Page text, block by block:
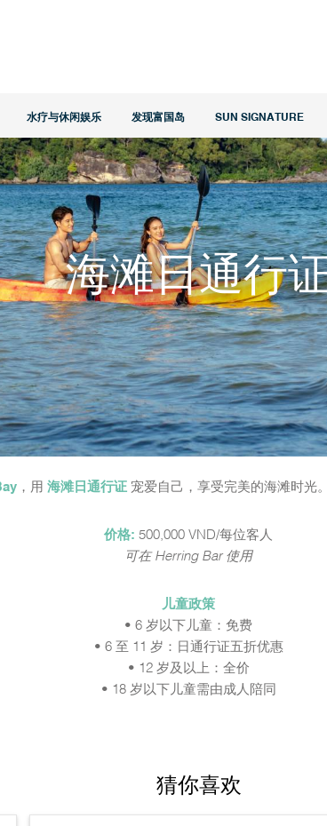
水疗与休闲娱乐 发现富国岛 SUN SIGNATURE
海滩日通行
，用 海滩日通行证宠爱自己，享受完美的海滩时光
价格: 500,000 VND/每位客人
可在 Herring Bar 使用
儿童政策
• 6 岁以下儿童：免费
• 6 至 11 岁：日通行证五折优惠
• 12 岁及以上：全价
• 18 岁以下儿童需由成人陪同
猜你喜欢